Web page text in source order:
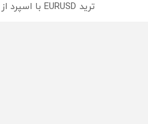
ترید EURUSD با اسپرد از صفر پیپ